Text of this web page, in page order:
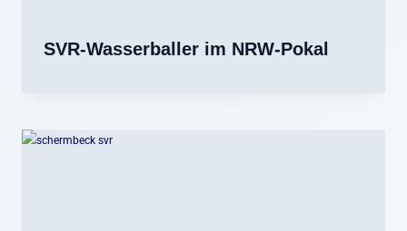
SVR-Wasserballer im NRW-Pokal